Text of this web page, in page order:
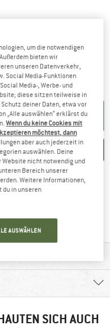
einer Infobox und
VERGLEICHEN
Informationen zu den
zu den Rückgabe-
alle Infos hier!
SICH AUCH
um die notwendigen
bieten wir
unseren Datenverkehr,
Social Media-Funktionen
Media-, Werbe- und
diese sitzen teilweise in
deiner Daten, etwa vor
„Alle auswählen“ erklärst du
Wenn du keine Cookies mit
möchtest, dann
aber auch jederzeit in
auswählen. Deine
nicht notwendig und
Bereich unserer
Weitere Informationen,
in unseren
AUSWÄHLEN